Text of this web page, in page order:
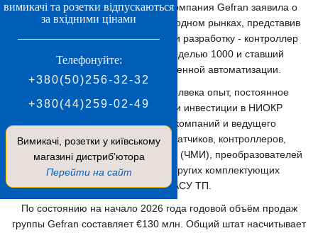
70-ые годы прошлого столетия компания Gefran заявила о
себе на итальянском и международном рынках, представив
инновационную для того времени разработку - контроллер
Adamello, позже названный моделью 1000 и ставший
эталоном в области промышленной автоматизации.
Накопленный за прошедшие полвека опыт, постоянное
внедрение новых технологий и инвестиции в НИОКР
превратили Gefran в группу компаний и ведущего
европейского производителя датчиков, контроллеров,
человеко-машинных интерфейсов (ЧМИ), преобразователей
частоты, серводвигателей и других комплектующих
современных АСУ ТП.
По состоянию на начало 2026 года годовой объём продаж
группы Gefran составляет €130 млн. Общий штат насчитывает
вимикачі та розетки відпускаються
за вхідними цінами
Телефонуйте:
+380(50)256-32-32
+380(44)259-02-49
Вимикачі, розетки у київському
магазині дистриб'ютора
Перейти на сайт